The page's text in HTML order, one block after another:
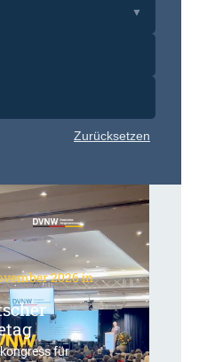
Zurücksetzen
2026 in
für